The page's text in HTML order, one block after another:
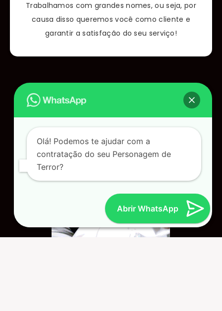
Trabalhamos com grandes nomes, ou seja, por
causa disso queremos você como cliente e
garantir a satisfação do seu serviço!
Olá! Podemos te ajudar com a
contratação do seu Personagem de
Terror?
Abrir WhatsApp